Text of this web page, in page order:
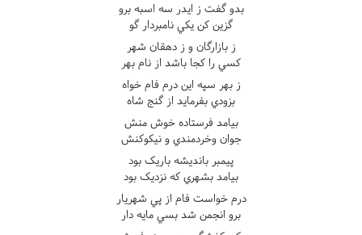
بدو گفت ز ايدر سه اسبه برو
گزين کن يکي نامبردار گو
ز بازارگان و ز دهقان شهر
کسي را کجا باشد از نام بهر
ز بهر سپه اين درم فام خواه
بزودي بفرمايد از گنج شاه
بيامد فرستاده خوش منش
جوان وخردمندي و نيکوکنش
پيمبر بانديشه باريک بود
بيامد بشهري که نزديک بود
درم خواست فام از پي شهريار
برو انجمن شد بسي مايه دار